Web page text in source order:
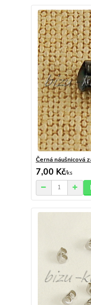
Černá náušnicová
7,00 Kč/ks